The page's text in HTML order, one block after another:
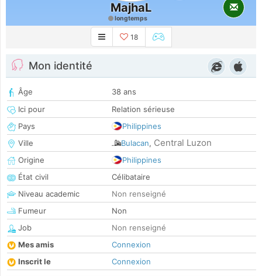
MajhaL
longtemps
18
Mon identité
Âge
38 ans
Ici pour
Relation sérieuse
Pays
Philippines
Ville
Bulacan, Central Luzon
Origine
Philippines
État civil
Célibataire
Niveau academic
Non renseigné
Fumeur
Non
Job
Non renseigné
Mes amis
Connexion
Inscrit le
Connexion